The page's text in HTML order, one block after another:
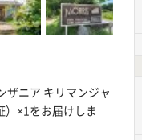
ザニア キリマンジャ
）×1をお届けしま